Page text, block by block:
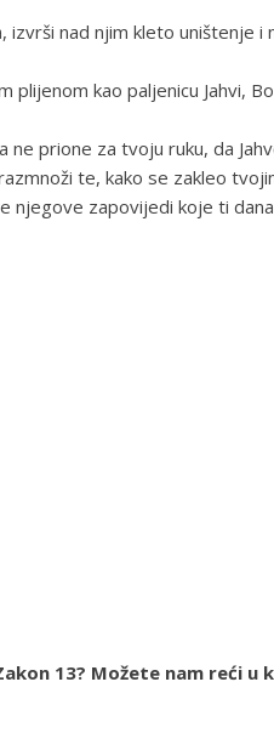
nad njim kleto uništenje i
kao paljenicu Jahvi,
prione za tvoju ruku, da
te, kako se zakleo
njegove zapovijedi koje ti
13? Možete nam reći u